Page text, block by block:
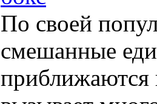
По своей
смешанные
приближаются